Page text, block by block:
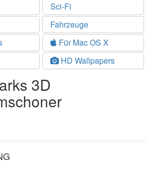
Sci-Fi
Fahrzeuge
Für Mac OS X
HD Wallpapers
3D